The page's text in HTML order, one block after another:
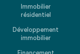
Immobilier
résidentiel
Développement
immobilier